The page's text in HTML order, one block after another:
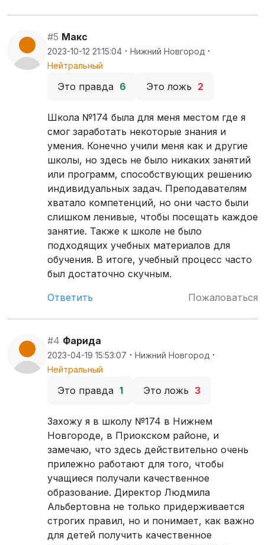
#5 Макс
2023-10-12 21:15:04 · Нижний Новгород ·
Нейтральный
Это правда 6 Это ложь 2
Школа №174 была для меня местом где я
смог заработать некоторые знания и
умения. Конечно учили меня как и другие
школы, но здесь не было никаких занятий
или программ, способствующих решению
индивидуальных задач. Преподавателям
хватало компетенций, но они часто были
слишком ленивые, чтобы посещать каждое
занятие. Также к школе не было
подходящих учебных материалов для
обучения. В итоге, учебный процесс часто
был достаточно скучным.
Ответить
Пожаловаться
#4 Фарида
2023-04-19 15:53:07 · Нижний Новгород ·
Нейтральный
Это правда 1 Это ложь 3
Захожу я в школу №174 в Нижнем
Новгороде, в Приокском районе, и
замечаю, что здесь действительно очень
прилежно работают для того, чтобы
учащиеся получали качественное
образование. Директор Людмила
Альбертовна не только придерживается
строгих правил, но и понимает, как важно
для детей получить качественное